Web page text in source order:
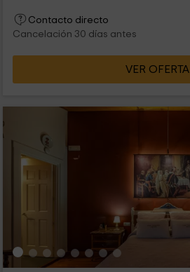
Contacto directo
Cancelación 30 días antes
VER OFERTA